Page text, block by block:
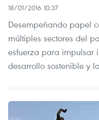
18/01/2016 10:37
Desempeñando papel
múltiples sectores del
esfuerza para impulsar
desarrollo sostenible y